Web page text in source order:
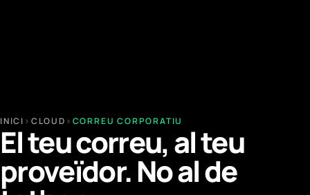
INICI › CLOUD › CORREU CORPORATIU
El teu correu, al teu
proveïdor. No al de